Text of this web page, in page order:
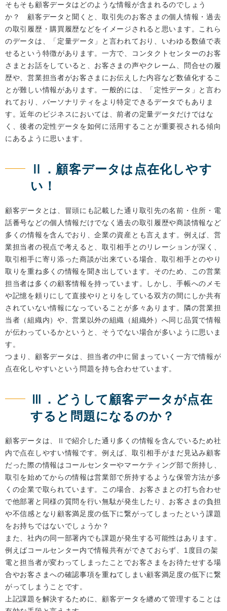
そもそも顧客データはどのような情報が含まれるのでしょう
か？ 顧客データと聞くと、取引先のお客さまの個人情報・過去
の取引履歴・購買履歴などをイメージされると思います。これら
のデータは、「定量データ」と言われており、いわゆる数値で表
せるという特徴があります。一方で、コンタクトセンターのお客
さまとお話をしていると、お客さまの声やクレーム、問合せの履
歴や、営業担当者がお客さまにお伝えした内容など数値化するこ
とが難しい情報があります。一般的には、「定性データ」と言わ
れており、パーソナリティをより特定できるデータでもありま
す。近年のビジネスにおいては、前者の定量データだけではな
く、後者の定性データを如何に活用することが重要視される傾向
にあるように思います。
Ⅱ．顧客データは点在化しやす
い！
顧客データとは、冒頭にも記載した通り取引先の名前・住所・電
話番号などの個人情報だけでなく過去の取引履歴や商談情報など
多くの情報を含んでおり、企業の資産とも言えます。例えば、営
業担当者の視点で考えると、取引相手とのリレーションが深く、
取引相手に寄り添った商談が出来ている場合、取引相手とのやり
取りを重ね多くの情報を聞き出しています。そのため、この営業
担当者は多くの顧客情報を持っています。しかし、手帳へのメモ
や記憶を頼りにして直接やりとりをしている双方の間にしか共有
されていない情報になっていることが多々あります。隣の営業担
当者（組織内）や、営業以外の組織（組織外）へ同じ品質で情報
が伝わっているかというと、そうでない場合が多いように思いま
す。
つまり、顧客データは、担当者の中に留まっていく一方で情報が
点在化しやすいという問題を持ち合わせています。
Ⅲ．どうして顧客データが点在
すると問題になるのか？
顧客データは、Ⅱで紹介した通り多くの情報を含んでいるため社
内で点在しやすい情報です。例えば、取引相手がまだ見込み顧客
だった際の情報はコールセンターやマーケティング部で所持し、
取引を始めてからの情報は営業部で所持するような保管方法が多
くの企業で取られています。この場合、お客さまとの打ち合わせ
で他部署と同様の質問を行い無駄が発生したり、お客さまの負担
や不信感となり顧客満足度の低下に繋がってしまったという課題
をお持ちではないでしょうか？
また、社内の同一部署内でも課題が発生する可能性はあります。
例えばコールセンター内で情報共有ができておらず、1度目の架
電と担当者が変わってしまったことでお客さまをお待たせする場
合やお客さまへの確認事項を重ねてしまい顧客満足度の低下に繋
がってしまうことです。
上記課題を解決するために、顧客データを纏めて管理することは